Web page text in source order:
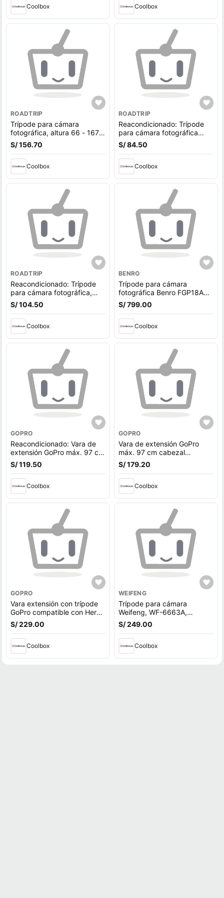
(reempacado)
Coolbox
carga máx. 3 kg
Coolbox
ROADTRIP
Trípode para cámara
fotográfica, altura 66 - 167
cm, compatible con Nikon,
Canon, Sony, cabezal
carga máx. 3 kg
S/ 156.70
Coolbox
ROADTRIP
Reacondicionado: Trípode
para cámara fotográfica
altura 61 cm - 156 cm,
cabezal giratorio 360°,
S/ 84.50
Coolbox
ROADTRIP
Reacondicionado: Trípode
para cámara fotográfica,
altura de 66 cm - 167 cm
compatible con Nikon,
carga máx. 3 kg
S/ 104.50
Coolbox
BENRO
Trípode para cámara
fotográfica Benro FGP18AB1,
altura de 46 cm - 164 cm,
cabezal giratorio 360°,
aluminio, carga máx. 8 kg, n
S/ 799.00
Coolbox
GOPRO
Reacondicionado: Vara de
extensión GoPro máx. 97 cm
cabezal giratorio 360°,
sumergible, negro
S/ 119.50
Coolbox
GOPRO
Vara de extensión GoPro
máx. 97 cm cabezal
giratorio 360°, sumergible,
negro (reempacado)
S/ 179.20
Coolbox
GOPRO
Vara extensión con trípode
GoPro compatible con Hero
10, Hero 9, Hero 8, Hero 7,
máx 56 cm, cabezal
S/ 229.00
Coolbox
WEIFENG
Trípode para cámara
Weifeng, WF-6663A,
aluminio resistente, cabezal
giratorio 360°, estabilidad
S/ 249.00
Coolbox